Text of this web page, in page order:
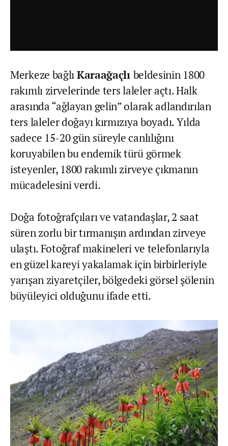
Merkeze bağlıKaraağaçlı beldesinin 1800
rakımlı zirvelerinde ters laleler açtı. Halk
arasında “ağlayan gelin” olarak adlandırılan
ters laleler doğayı kırmızıya boyadı. Yılda
sadece 15-20 gün süreyle canlılığını
koruyabilen bu endemik türü görmek
isteyenler, 1800 rakımlı zirveye çıkmanın
mücadelesini verdi.
Doğa fotoğrafçıları ve vatandaşlar, 2 saat
süren zorlu bir tırmanışın ardından zirveye
ulaştı. Fotoğraf makineleri ve telefonlarıyla
en güzel kareyi yakalamak için birbirleriyle
yarışan ziyaretçiler, bölgedeki görsel şölenin
büyüleyici olduğunu ifade etti.